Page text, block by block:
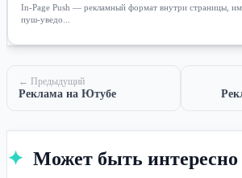
In-Page Push — рекламный формат внутри страницы,
пуш-уведо...
← Предыдущий
Реклама на Ютубе
✦ Может быть интересно